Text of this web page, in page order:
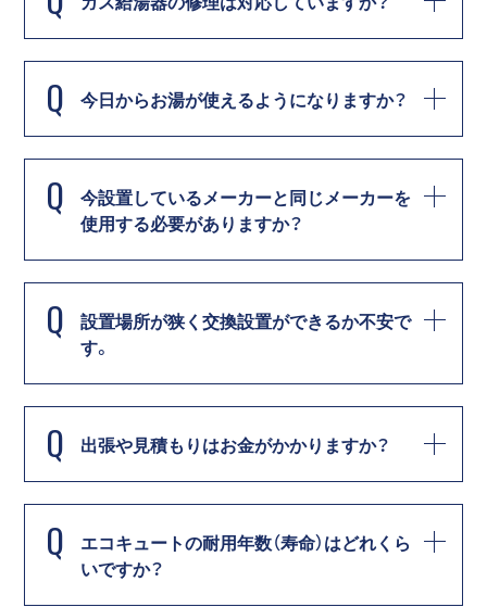
Q 今日からお湯が使えるようになりますか？
Q
今設置しているメーカーと同じメーカーを
使用する必要がありますか？
Q
設置場所が狭く交換設置ができるか不安で
す。
Q 出張や見積もりはお金がかかりますか？
Q
エコキュートの耐用年数（寿命）はどれくら
いですか？